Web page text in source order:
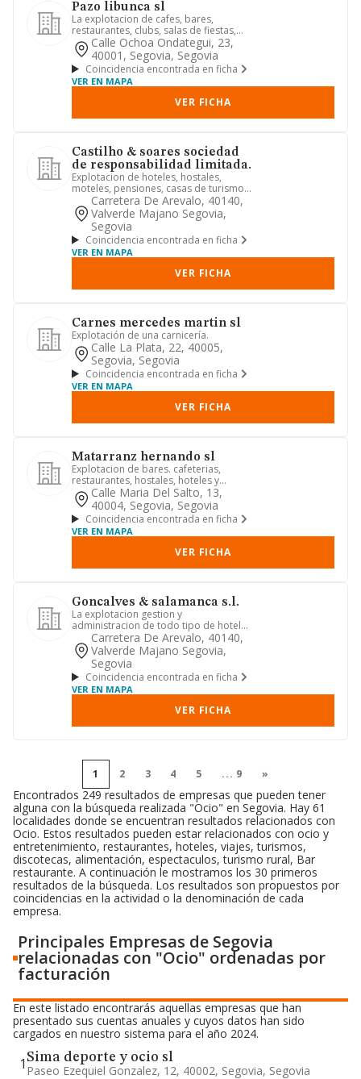
Pazo libunca sl
La explotacion de cafes, bares,
restaurantes, clubs, salas de fiestas,
hoteles, piscinas, apartamen...
Calle Ochoa Ondategui, 23,
40001, Segovia, Segovia
Coincidencia encontrada en ficha
VER EN MAPA
VER FICHA
Castilho & soares sociedad
de responsabilidad limitada.
Explotacion de hoteles, hostales,
moteles, pensiones, casas de turismo
rural, bares, cafeterias, re...
Carretera De Arevalo, 40140,
Valverde Majano Segovia,
Segovia
Coincidencia encontrada en ficha
VER EN MAPA
VER FICHA
Carnes mercedes martin sl
Explotación de una carnicería.
Calle La Plata, 22, 40005,
Segovia, Segovia
Coincidencia encontrada en ficha
VER EN MAPA
VER FICHA
Matarranz hernando sl
Explotacion de bares. cafeterias,
restaurantes, hostales, hoteles y
servicios de hosteleria.
Calle Maria Del Salto, 13,
40004, Segovia, Segovia
Coincidencia encontrada en ficha
VER EN MAPA
VER FICHA
Goncalves & salamanca s.l.
La explotacion gestion y
administracion de todo tipo de hoteles
pensiones, hostales, casas rurales ...
Carretera De Arevalo, 40140,
Valverde Majano Segovia,
Segovia
Coincidencia encontrada en ficha
VER EN MAPA
VER FICHA
1 2 3 4 5 ... 9 »
Encontrados 249 resultados de empresas que pueden tener
alguna con la búsqueda realizada "Ocio" en Segovia. Hay 61
localidades donde se encuentran resultados relacionados con
Ocio. Estos resultados pueden estar relacionados con ocio y
entretenimiento, restaurantes, hoteles, viajes, turismos,
discotecas, alimentación, espectaculos, turismo rural, Bar
restaurante. A continuación le mostramos los 30 primeros
resultados de la búsqueda. Los resultados son propuestos por
coincidencias en la actividad o la denominación de cada
empresa.
Principales Empresas de Segovia
relacionadas con "Ocio" ordenadas por
facturación
En este listado encontrarás aquellas empresas que han
presentado sus cuentas anuales y cuyos datos han sido
cargados en nuestro sistema para el año 2024.
1 Sima deporte y ocio sl
Paseo Ezequiel Gonzalez, 12, 40002, Segovia, Segovia